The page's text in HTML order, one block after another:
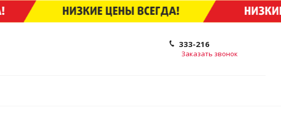
333-216
Заказать звонок